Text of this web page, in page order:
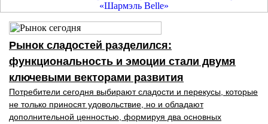
Рынок сладостей разделился:
функциональность и эмоции стали двумя
ключевыми векторами развития
Потребители сегодня выбирают сладости и перекусы, которые
не только приносят удовольствие, но и обладают
дополнительной ценностью, формируя два основных